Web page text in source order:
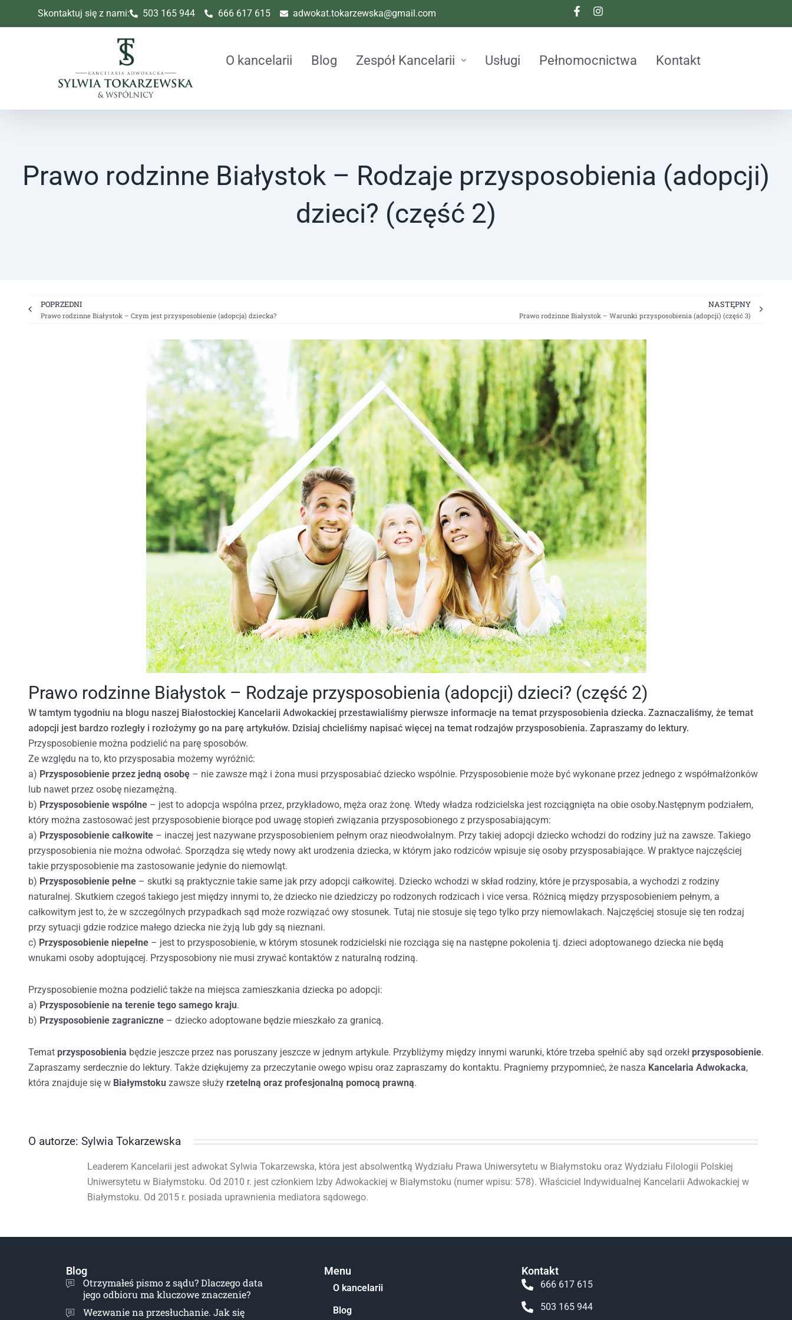
Skontaktuj się z nami: 503 165 944 666 617 615 adwokat.tokarzewska@gmail.com
O kancelarii Blog Zespół Kancelarii Usługi Pełnomocnictwa Kontakt
Prawo rodzinne Białystok – Rodzaje przysposobienia (adopcji)
dzieci? (część 2)
Prev
POPRZEDNI
Prawo rodzinne Białystok – Czym jest przysposobienie (adopcja) dziecka?
NASTĘPNY
Prawo rodzinne Białystok – Warunki przysposobienia (adopcji) (część 3)
Prawo rodzinne Białystok – Rodzaje przysposobienia (adopcji) dzieci? (część 2)
W tamtym tygodniu na blogu naszej Białostockiej Kancelarii Adwokackiej przestawialiśmy pierwsze informacje na temat przysposobienia dziecka. Zaznaczaliśmy, że temat
adopcji jest bardzo rozległy i rozłożymy go na parę artykułów. Dzisiaj chcieliśmy napisać więcej na temat rodzajów przysposobienia. Zapraszamy do lektury.
Przysposobienie można podzielić na parę sposobów.
Ze względu na to, kto przysposabia możemy wyróżnić:
a) Przysposobienie przez jedną osobę – nie zawsze mąż i żona musi przysposabiać dziecko wspólnie. Przysposobienie może być wykonane przez jednego z współmałżonków
lub nawet przez osobę niezamężną.
b) Przysposobienie wspólne – jest to adopcja wspólna przez, przykładowo, męża oraz żonę. Wtedy władza rodzicielska jest rozciągnięta na obie osoby.Następnym podziałem,
który można zastosować jest przysposobienie biorące pod uwagę stopień związania przysposobionego z przysposabiającym:
a) Przysposobienie całkowite – inaczej jest nazywane przysposobieniem pełnym oraz nieodwołalnym. Przy takiej adopcji dziecko wchodzi do rodziny już na zawsze. Takiego
przysposobienia nie można odwołać. Sporządza się wtedy nowy akt urodzenia dziecka, w którym jako rodziców wpisuje się osoby przysposabiające. W praktyce najczęściej
takie przysposobienie ma zastosowanie jedynie do niemowląt.
b) Przysposobienie pełne – skutki są praktycznie takie same jak przy adopcji całkowitej. Dziecko wchodzi w skład rodziny, które je przysposabia, a wychodzi z rodziny
naturalnej. Skutkiem czegoś takiego jest między innymi to, że dziecko nie dziedziczy po rodzonych rodzicach i vice versa. Różnicą między przysposobieniem pełnym, a
całkowitym jest to, że w szczególnych przypadkach sąd może rozwiązać owy stosunek. Tutaj nie stosuje się tego tylko przy niemowlakach. Najczęściej stosuje się ten rodzaj
przy sytuacji gdzie rodzice małego dziecka nie żyją lub gdy są nieznani.
c) Przysposobienie niepełne – jest to przysposobienie, w którym stosunek rodzicielski nie rozciąga się na następne pokolenia tj. dzieci adoptowanego dziecka nie będą
wnukami osoby adoptującej. Przysposobiony nie musi zrywać kontaktów z naturalną rodziną.
Przysposobienie można podzielić także na miejsca zamieszkania dziecka po adopcji:
a) Przysposobienie na terenie tego samego kraju.
b) Przysposobienie zagraniczne – dziecko adoptowane będzie mieszkało za granicą.
Temat przysposobienia będzie jeszcze przez nas poruszany jeszcze w jednym artykule. Przybliżymy między innymi warunki, które trzeba spełnić aby sąd orzekł przysposobienie.
Zapraszamy serdecznie do lektury. Także dziękujemy za przeczytanie owego wpisu oraz zapraszamy do kontaktu. Pragniemy przypomnieć, że nasza Kancelaria Adwokacka,
która znajduje się w Białymstoku zawsze służy rzetelną oraz profesjonalną pomocą prawną.
O autorze: Sylwia Tokarzewska
Leaderem Kancelarii jest adwokat Sylwia Tokarzewska, która jest absolwentką Wydziału Prawa Uniwersytetu w Białymstoku oraz Wydziału Filologii Polskiej
Uniwersytetu w Białymstoku. Od 2010 r. jest członkiem Izby Adwokackiej w Białymstoku (numer wpisu: 578). Właściciel Indywidualnej Kancelarii Adwokackiej w
Białymstoku. Od 2015 r. posiada uprawnienia mediatora sądowego.
Blog
Otrzymałeś pismo z sądu? Dlaczego data
jego odbioru ma kluczowe znaczenie?
Wezwanie na przesłuchanie. Jak się
Menu
O kancelarii
Blog
Kontakt
666 617 615
503 165 944